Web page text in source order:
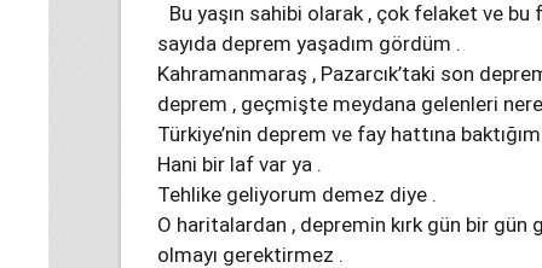
Bu yaşın sahibi olarak , çok felaket ve
sayıda deprem yaşadım gördüm .
Kahramanmaraş , Pazarcık’taki son
deprem , geçmişte meydana gelenleri
Türkiye’nin deprem ve fay hattına
Hani bir laf var ya .
Tehlike geliyorum demez diye .
O haritalardan , depremin kırk gün bir gün
olmayı gerektirmez .